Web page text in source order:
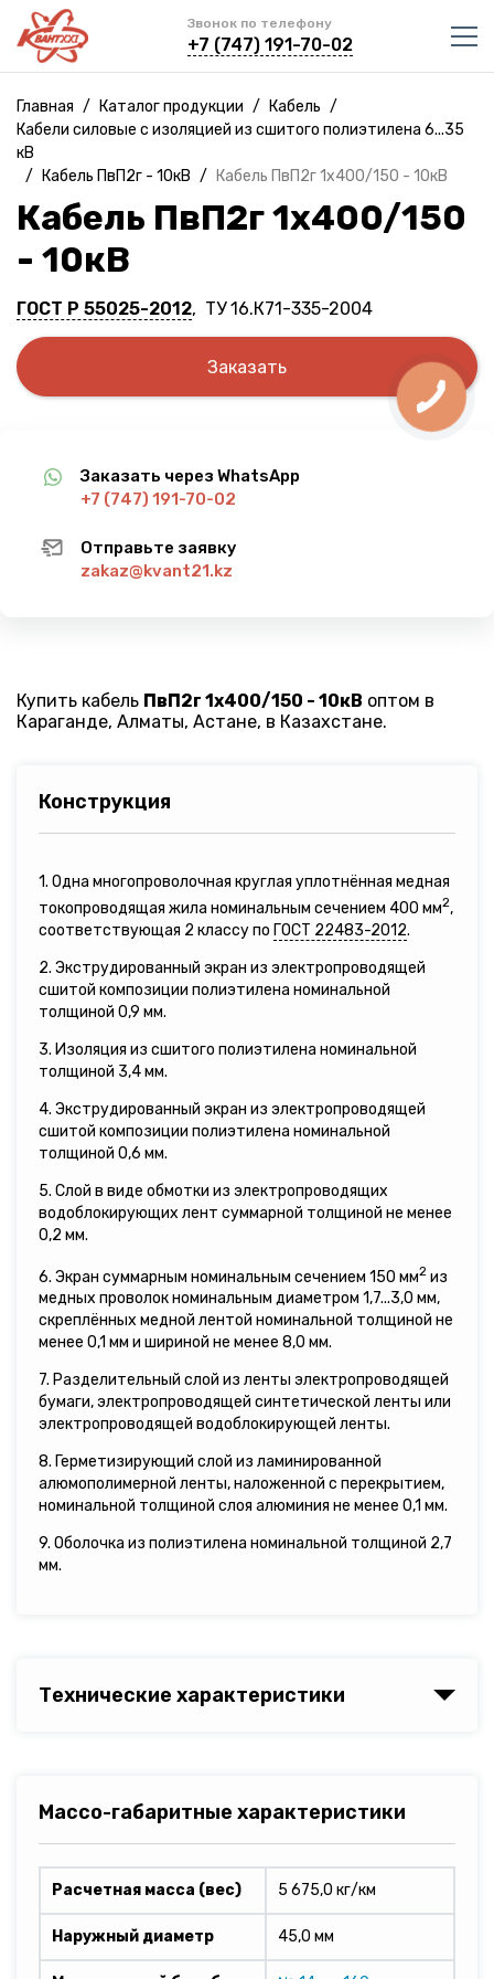
Звонок по телефону
+7 (747) 191-70-02
Главная / Каталог продукции / Кабель /
Кабели силовые с изоляцией из сшитого полиэтилена 6...35
кВ
/
Кабель ПвП2г - 10кВ / Кабель ПвП2г 1х400/150 - 10кВ
Кабель ПвП2г 1х400/150
- 10кВ
ГОСТ Р 55025-2012, ТУ 16.К71-335-2004
Заказать
Заказать через WhatsApp
+7 (747) 191-70-02
Отправьте заявку
zakaz@kvant21.kz
Купить кабель ПвП2г 1х400/150 - 10кВ оптом в
Караганде, Алматы, Астане, в Казахстане.
Конструкция
1. Одна многопроволочная круглая уплотнённая медная
токопроводящая жила номинальным сечением 400 мм2,
соответствующая 2 классу по ГОСТ 22483-2012.
2. Экструдированный экран из электропроводящей
сшитой композиции полиэтилена номинальной
толщиной 0,9 мм.
3. Изоляция из сшитого полиэтилена номинальной
толщиной 3,4 мм.
4. Экструдированный экран из электропроводящей
сшитой композиции полиэтилена номинальной
толщиной 0,6 мм.
5. Слой в виде обмотки из электропроводящих
водоблокирующих лент суммарной толщиной не менее
0,2 мм.
6. Экран суммарным номинальным сечением 150 мм2 из
медных проволок номинальным диаметром 1,7...3,0 мм,
скреплённых медной лентой номинальной толщиной не
менее 0,1 мм и шириной не менее 8,0 мм.
7. Разделительный слой из ленты электропроводящей
бумаги, электропроводящей синтетической ленты или
электропроводящей водоблокирующей ленты.
8. Герметизирующий слой из ламинированной
алюмополимерной ленты, наложенной с перекрытием,
номинальной толщиной слоя алюминия не менее 0,1 мм.
9. Оболочка из полиэтилена номинальной толщиной 2,7
мм.
Технические характеристики
Массо-габаритные характеристики
Расчетная масса (вес) 5 675,0 кг/км
Наружный диаметр 45,0 мм